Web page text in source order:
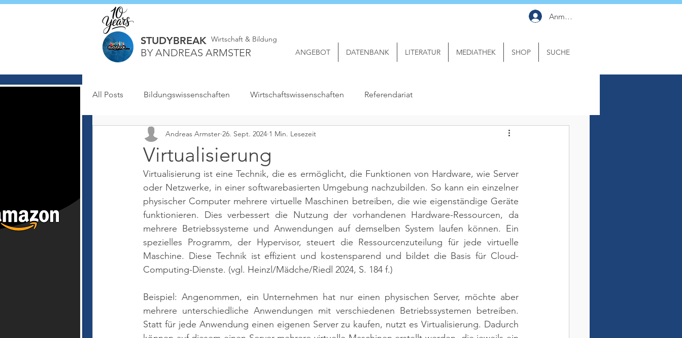
STUDYBREAK
BY ANDREAS ARMSTER
Wirtschaft & Bildung
Anmelden
ANGEBOT DATENBANK LITERATUR MEDIATHEK SHOP SUCHE
All Posts Bildungswissenschaften Wirtschaftswissenschaften Referendariat
Virtualisierung
Andreas Armster 26. Sept. 2024 1 Min. Lesezeit
Virtualisierung ist eine Technik, die es ermöglicht, die Funktionen von Hardware, wie Server
oder Netzwerke, in einer softwarebasierten Umgebung nachzubilden. So kann ein einzelner
physischer Computer mehrere virtuelle Maschinen betreiben, die wie eigenständige Geräte
funktionieren. Dies verbessert die Nutzung der vorhandenen Hardware-Ressourcen, da
mehrere Betriebssysteme und Anwendungen auf demselben System laufen können. Ein
spezielles Programm, der Hypervisor, steuert die Ressourcenzuteilung für jede virtuelle
Maschine. Diese Technik ist effizient und kostensparend und bildet die Basis für Cloud-
Computing-Dienste. (vgl. Heinzl/Mädche/Riedl 2024, S. 184 f.)
Beispiel: Angenommen, ein Unternehmen hat nur einen physischen Server, möchte aber
mehrere unterschiedliche Anwendungen mit verschiedenen Betriebssystemen betreiben.
Statt für jede Anwendung einen eigenen Server zu kaufen, nutzt es Virtualisierung. Dadurch